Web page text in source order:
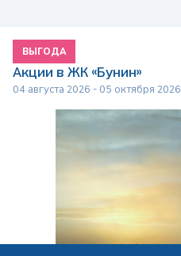
ВЫГОДА
Акции в ЖК «Бунин»
04 августа 2026 - 05 октября 2026